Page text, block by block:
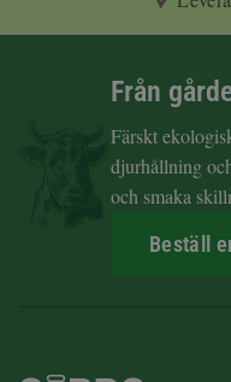
Från
Färskt
djurhållning
och smaka
Beställ